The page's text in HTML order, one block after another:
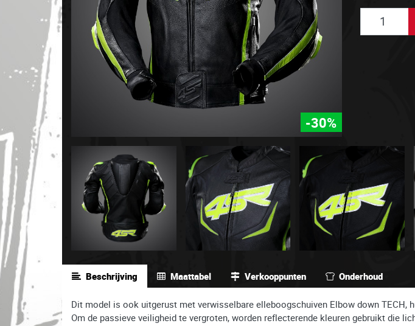
-30%
Beschrijving Maattabel Verkooppunten Onderhoud
Dit model is ook uitgerust met verwisselbare elleboogschuiven Elbow down TECH,
Om de passieve veiligheid te vergroten, worden reflecterende kleuren gebruikt die